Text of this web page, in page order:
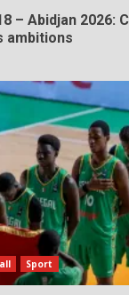
– Abidjan 2026:
ambitions
Sport